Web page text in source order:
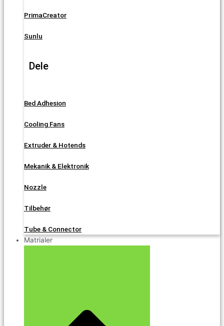
PrimaCreator
Sunlu
Dele
Bed Adhesion
Cooling Fans
Extruder & Hotends
Mekanik & Elektronik
Nozzle
Tilbehør
Tube & Connector
Matrialer